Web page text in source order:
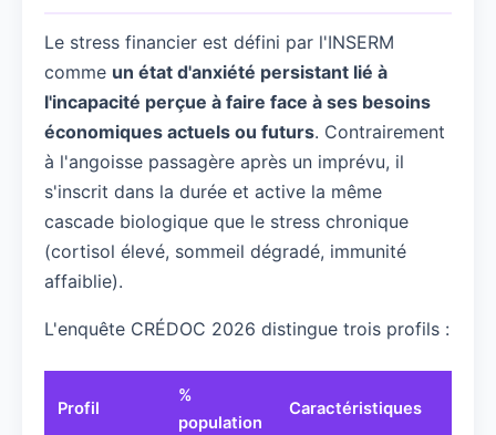
Le stress financier est défini par l'INSERM
comme un état d'anxiété persistant lié à
l'incapacité perçue à faire face à ses besoins
économiques actuels ou futurs. Contrairement
à l'angoisse passagère après un imprévu, il
s'inscrit dans la durée et active la même
cascade biologique que le stress chronique
(cortisol élevé, sommeil dégradé, immunité
affaiblie).
L'enquête CRÉDOC 2026 distingue trois profils :
Profil
%
population
Caractéristiques